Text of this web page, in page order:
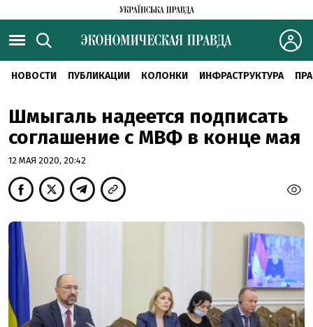
НОВОСТИ ПУБЛИКАЦИИ КОЛОНКИ ИНФРАСТРУКТУРА
Шмыгаль надеется подписать
соглашение с МВФ в конце мая
12 МАЯ 2020, 20:42